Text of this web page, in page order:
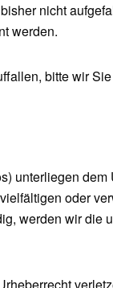
nicht
werden.
bitte wir
unterliegen
oder
werden wir die